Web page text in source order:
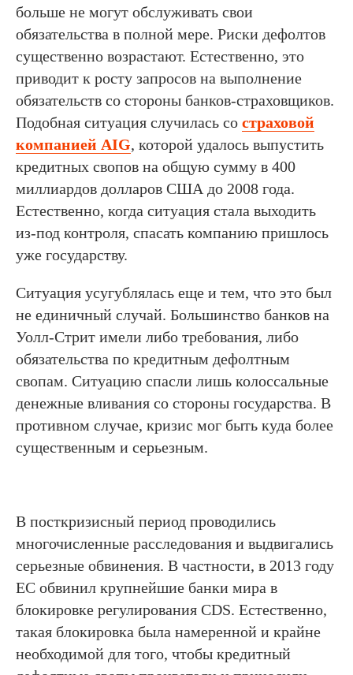
больше не могут обслуживать свои
обязательства в полной мере. Риски дефолтов
существенно возрастают. Естественно, это
приводит к росту запросов на выполнение
обязательств со стороны банков-страховщиков.
Подобная ситуация случилась со страховой
компанией AIG, которой удалось выпустить
кредитных свопов на общую сумму в 400
миллиардов долларов США до 2008 года.
Естественно, когда ситуация стала выходить
из-под контроля, спасать компанию пришлось
уже государству.
Ситуация усугублялась еще и тем, что это был
не единичный случай. Большинство банков на
Уолл-Стрит имели либо требования, либо
обязательства по кредитным дефолтным
свопам. Ситуацию спасли лишь колоссальные
денежные вливания со стороны государства. В
противном случае, кризис мог быть куда более
существенным и серьезным.
В посткризисный период проводились
многочисленные расследования и выдвигались
серьезные обвинения. В частности, в 2013 году
ЕС обвинил крупнейшие банки мира в
блокировке регулирования CDS. Естественно,
такая блокировка была намеренной и крайне
необходимой для того, чтобы кредитный